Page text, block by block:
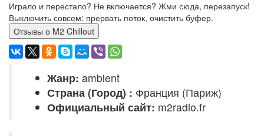
Играло и перестало? Не включается? Жми сюда, перезапуск!
Выключить совсем: прервать поток, очистить буфер.
Отзывы о M2 Chillout
Жанр: ambient
Страна (Город) : Франция (Париж)
Официальный сайт: m2radio.fr